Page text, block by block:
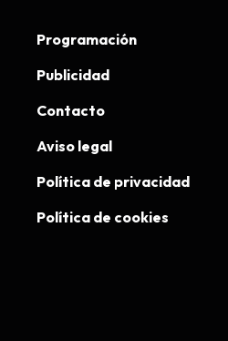
Programación
Publicidad
Contacto
Aviso legal
Política de privacidad
Política de cookies